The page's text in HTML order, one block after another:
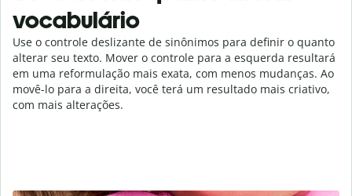
vocabulário
Use o controle deslizante de sinônimos para definir o quanto
alterar seu texto. Mover o controle para a esquerda resultará
em uma reformulação mais exata, com menos mudanças. Ao
movê-lo para a direita, você terá um resultado mais criativo,
com mais alterações.